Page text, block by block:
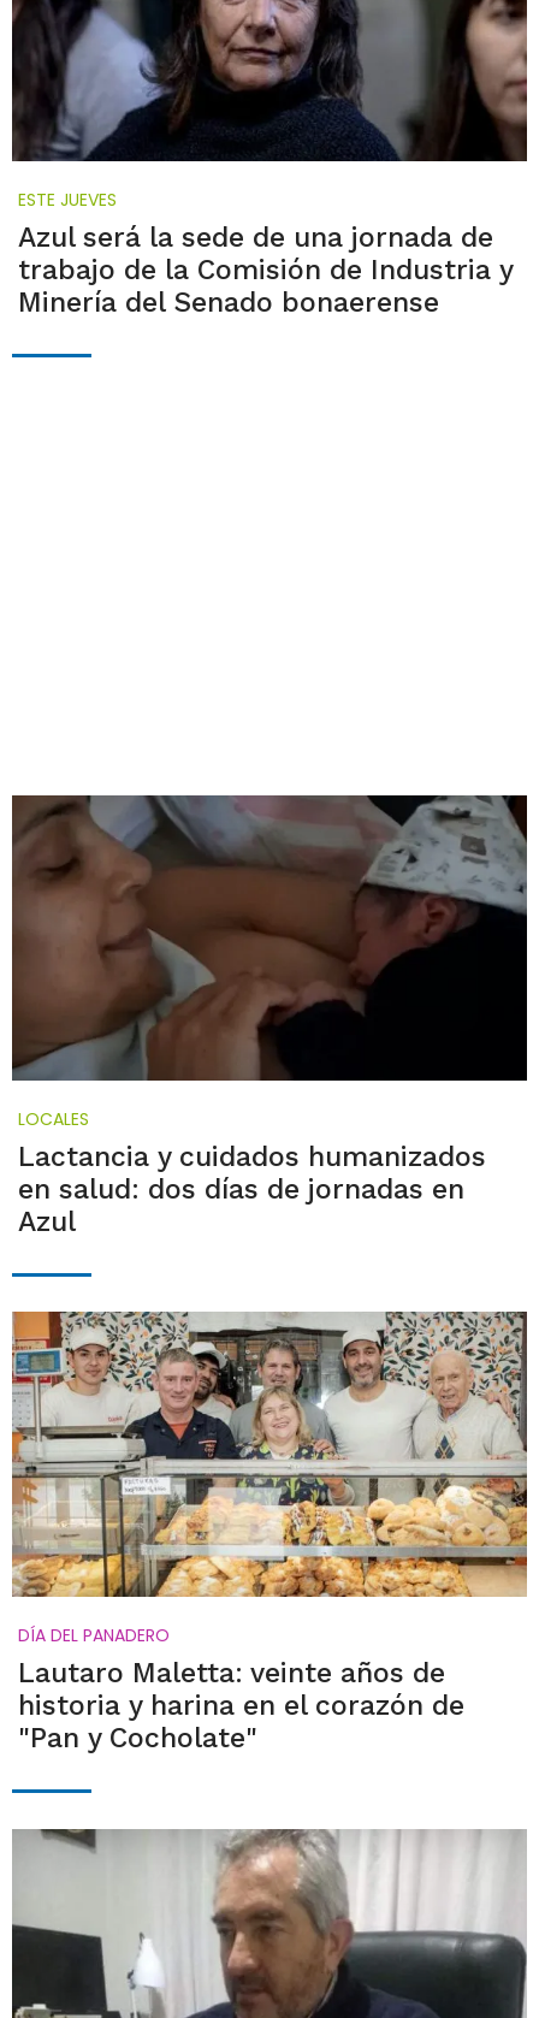
ESTE JUEVES
Azul será la sede de una jornada de
trabajo de la Comisión de Industria y
Minería del Senado bonaerense
LOCALES
Lactancia y cuidados humanizados
en salud: dos días de jornadas en
Azul
DÍA DEL PANADERO
Lautaro Maletta: veinte años de
historia y harina en el corazón de
"Pan y Cocholate"